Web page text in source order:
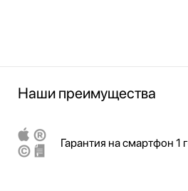
Наши преимущества
Гарантия на смартфон 1